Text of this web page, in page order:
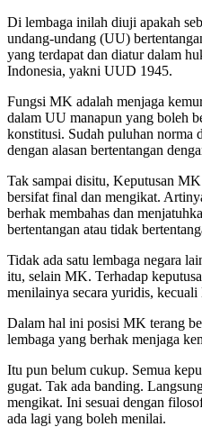
Di lembaga inilah diuji apakah
undang-undang (UU)
yang terdapat dan diatur dalam
Indonesia, yakni UUD 1945.
Fungsi MK adalah menjaga
dalam UU manapun yang boleh
konstitusi. Sudah puluhan
dengan alasan bertentangan
Tak sampai disitu, Keputusan
bersifat final dan mengikat.
berhak membahas dan
bertentangan atau tidak
Tidak ada satu lembaga negara
itu, selain MK. Terhadap
menilainya secara yuridis,
Dalam hal ini posisi MK terang
lembaga yang berhak menjaga
Itu pun belum cukup. Semua
gugat. Tak ada banding.
mengikat. Ini sesuai dengan
ada lagi yang boleh menilai.